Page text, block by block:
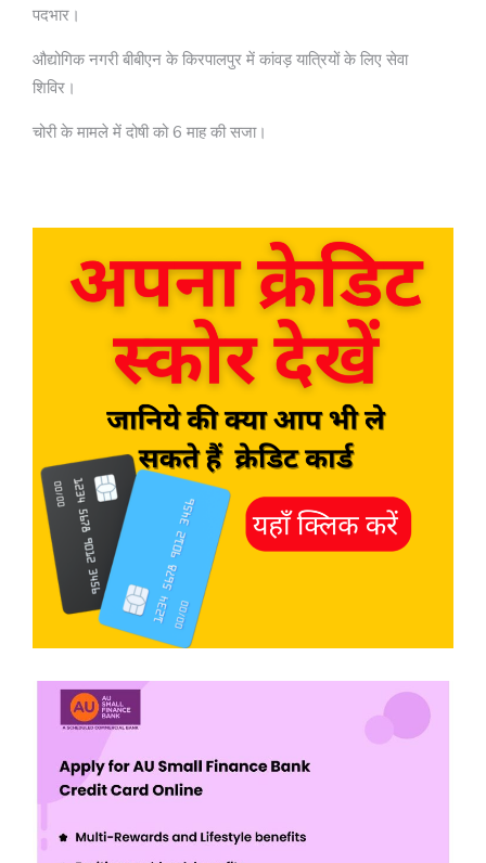
पदभार।
औद्योगिक नगरी बीबीएन के किरपालपुर में कांवड़ यात्रियों के लिए सेवा
शिविर।
चोरी के मामले में दोषी को 6 माह की सजा।